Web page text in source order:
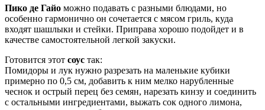
Пико де Гайо можно подавать с разными блюдами, но
особенно гармонично он сочетается с мясом гриль, куда
входят шашлыки и стейки. Приправа хорошо подойдет и в
качестве самостоятельной легкой закуски.
Готовится этот соус так:
Помидоры и лук нужно разрезать на маленькие кубики
примерно по 0,5 см, добавить к ним мелко нарубленные
чеснок и острый перец без семян, нарезать кинзу и соединить
с остальными ингредиентами, выжать сок одного лимона,